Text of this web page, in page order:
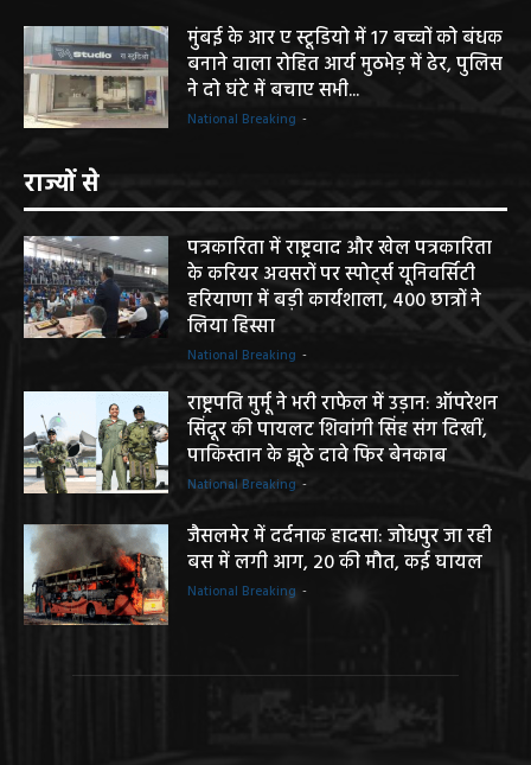
मुंबई के आर ए स्टूडियो में 17 बच्चों को बंधक
बनाने वाला रोहित आर्य मुठभेड़ में ढेर, पुलिस
ने दो घंटे में बचाए सभी...
National Breaking -
राज्यों से
पत्रकारिता में राष्ट्रवाद और खेल पत्रकारिता
के करियर अवसरों पर स्पोर्ट्स यूनिवर्सिटी
हरियाणा में बड़ी कार्यशाला, 400 छात्रों ने
लिया हिस्सा
National Breaking -
राष्ट्रपति मुर्मू ने भरी राफेल में उड़ान: ऑपरेशन
सिंदूर की पायलट शिवांगी सिंह संग दिखीं,
पाकिस्तान के झूठे दावे फिर बेनकाब
National Breaking -
जैसलमेर में दर्दनाक हादसा: जोधपुर जा रही
बस में लगी आग, 20 की मौत, कई घायल
National Breaking -